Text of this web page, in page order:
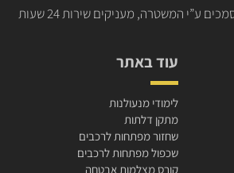
ע”י המשטרה, מעניקים שירות
24 שעות
עוד באתר
לימודי מנעולנות
מתקן דלתות
שחזור מפתחות לרכבים
שכפול מפתחות לרכבים
קורס מצלמות אבטחה